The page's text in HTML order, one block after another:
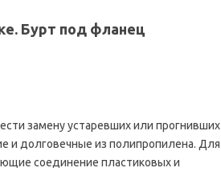
Бурт под фланец
замену устаревших или прогнивших
и долговечные из полипропилена. Для
соединение пластиковых и